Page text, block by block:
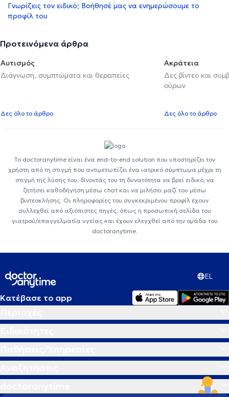
Γνωρίζεις τον ειδικό; Βοήθησέ μας να ενημερώσουμε το
προφίλ του
Προτεινόμενα άρθρα
Αυτισμός
Διάγνωση, συμπτώματα και θεραπείες
Δες όλο το άρθρο
Ακράτεια
Δες βίντεο και
ούρων
Δες όλο το άρθρο
Το doctoranytime είναι ένα end-to-end solution που υποστηρίζει τον
χρήστη από τη στιγμή που αντιμετωπίζει ένα ιατρικό σύμπτωμα μέχρι τη
στιγμή της λύσης του, δίνοντάς του τη δυνατότητα να βρεί ειδικό, να
ζητήσει καθοδήγηση μέσω chat και να μιλήσει μαζί του μέσω
βιντεοκλήσης. Οι πληροφορίες του συγκεκριμένου προφίλ έχουν
συλλεχθεί από αξιόπιστες πηγές, όπως η προσωπική σελίδα του
γιατρού/επαγγελματία υγείας και έχουν ελεγχθεί από την ομάδα του
doctoranytime.
EL
Κατέβασε το app